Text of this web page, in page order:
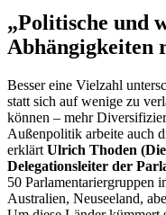
„Politische und
Abhängigkeiten
Besser eine Vielzahl
statt sich auf wenige zu
können – mehr
Außenpolitik arbeite auch
erklärt Ulrich Thoden
Delegationsleiter der
50 Parlamentariergruppen
Australien, Neuseeland,